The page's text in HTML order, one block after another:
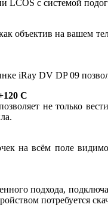
с системой
объектив на вашем
iRay DV DP 09
C
не только
на всём поле
подхода,
потребуется